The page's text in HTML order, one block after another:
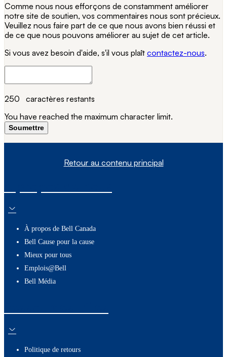
Comme nous nous efforçons de constamment améliorer
notre site de soutien, vos commentaires nous sont précieux.
Veuillez nous faire part de ce que nous avons bien réussi et
de ce que nous pouvons améliorer au sujet de cet article.
Si vous avez besoin d'aide, s'il vous plaît contactez-nous.
250 caractères restants
You have reached the maximum character limit.
Soumettre
Retour au contenu principal
À propos de Bell Canada
Bell Cause pour la cause
Mieux pour tous
Emplois@Bell
Bell Média
Politique de retours